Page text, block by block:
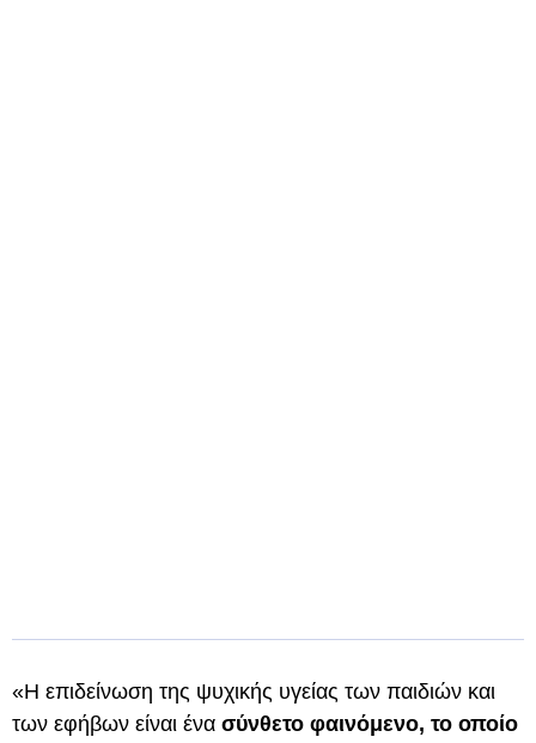
«Η επιδείνωση της ψυχικής υγείας των παιδιών και
των εφήβων είναι ένα σύνθετο φαινόμενο, το οποίο